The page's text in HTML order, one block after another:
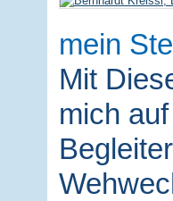
mein
Mit
mich